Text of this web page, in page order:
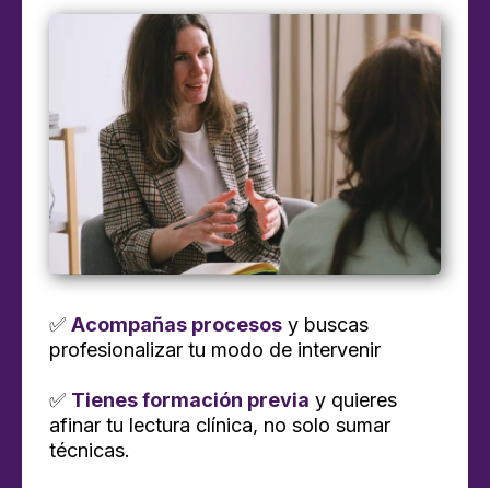
✅ Acompañas procesos y buscas
profesionalizar tu modo de intervenir
✅ Tienes formación previa y quieres
afinar tu lectura clínica, no solo sumar
técnicas.